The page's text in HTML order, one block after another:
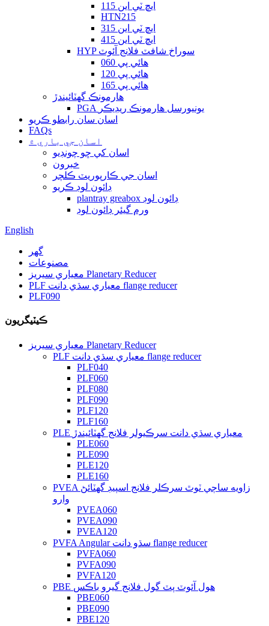
ايڇ ٽي اين 115
HTN215
ايڇ ٽي اين 315
ايڇ ٽي اين 415
HYP سوراخ شافٽ فلانج آئوٽ
هائي پي 060
هائي پي 120
هائي پي 165
هارمونڪ گھٽائيندڙ
PGA يونيورسل هارمونڪ ريڊيڪر
اسان سان رابطو ڪريو
FAQs
اسان جي باري ۾
اسان کي ڇو چونڊيو
خبرون
اسان جي ڪارپوريٽ ڪلچر
ڊائون لوڊ ڪريو
plantray greabox ڊائون لوڊ
ورم گيئر ڊائون لوڊ
English
گهر
مصنوعات
معياري سيريز Planetary Reducer
PLF معياري سڌي دانت flange reducer
PLF090
ڪيٽيگريون
معياري سيريز Planetary Reducer
PLF معياري سڌي دانت flange reducer
PLF040
PLF060
PLF080
PLF090
PLF120
PLF160
PLE معياري سڌي دانت سرڪيولر فلانج گھٽائيندڙ
PLE060
PLE090
PLE120
PLE160
PVEA زاويه ساڄي ٽوٿ سرڪلر فلانج اسپيڊ گهٽائڻ
وارو
PVEA060
PVEA090
PVEA120
PVFA Angular سڌو دانت flange reducer
PVFA060
PVFA090
PVFA120
PBE هول آئوٽ پٽ گول فلانج گيرو باڪس
PBE060
PBE090
PBE120